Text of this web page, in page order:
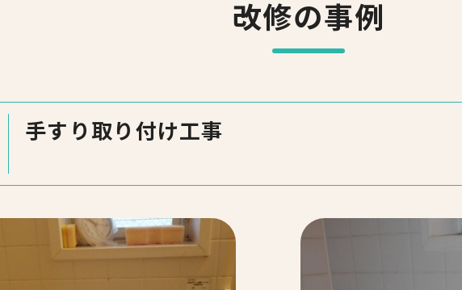
改修の事例
手すり取り付け工事